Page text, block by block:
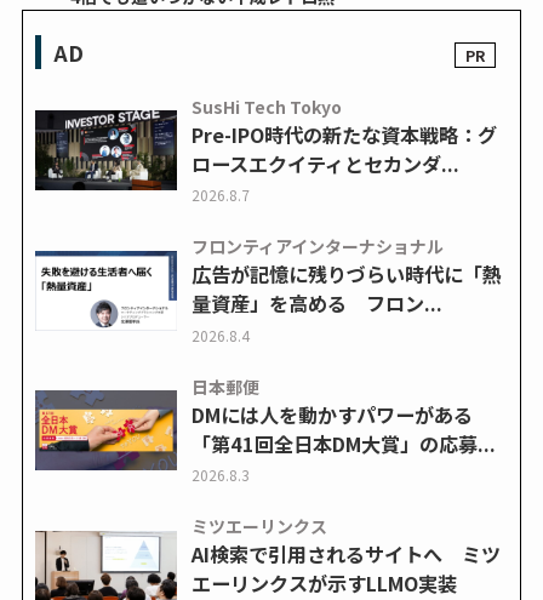
AD
SusHi Tech Tokyo
Pre-IPO時代の新たな資本戦略：グ
ロースエクイティとセカンダ...
2026.8.7
フロンティアインターナショナル
広告が記憶に残りづらい時代に「熱
量資産」を高める フロン...
2026.8.4
日本郵便
DMには人を動かすパワーがある
「第41回全日本DM大賞」の応募...
2026.8.3
ミツエーリンクス
AI検索で引用されるサイトへ ミツ
エーリンクスが示すLLMO実装